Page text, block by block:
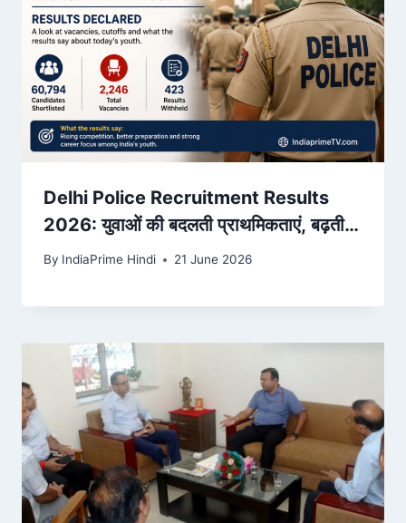
Delhi Police Recruitment Results
2026: युवाओं की बदलती प्राथमिकताएं, बढ़ती
प्रतिस्पर्धा और सरकारी नौकरी का नया ट्रेंड
By IndiaPrime Hindi 21 June 2026